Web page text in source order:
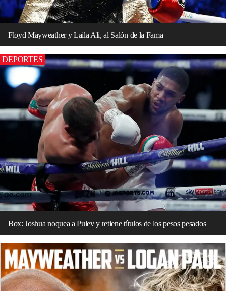
Floyd Mayweather y Laila Ali, al Salón de la Fama
DEPORTES
Box: Joshua noquea a Pulev y retiene títulos de los pesos pesados